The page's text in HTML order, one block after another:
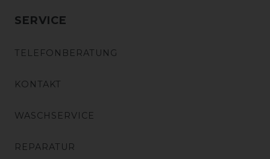
SERVICE
TELEFONBERATUNG
KONTAKT
WASCHSERVICE
REPARATUR